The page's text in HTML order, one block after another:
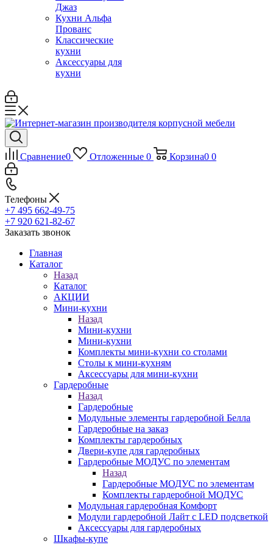
Джаз
Кухни Альфа
Прованс
Классические
кухни
Аксессуары для
кухни
Сравнение0 Отложенные 0 Корзина0 0
Телефоны
+7 495 662-49-75
+7 920 621-82-67
Заказать звонок
Главная
Каталог
Назад
Каталог
АКЦИИ
Мини-кухни
Назад
Мини-кухни
Мини-кухни
Комплекты мини-кухни со столами
Столы к мини-кухням
Аксессуары для мини-кухни
Гардеробные
Назад
Гардеробные
Модульные элементы гардеробной Белла
Гардеробные на заказ
Комплекты гардеробных
Двери-купе для гардеробных
Гардеробные МОДУС по элементам
Назад
Гардеробные МОДУС по элементам
Комплекты гардеробной МОДУС
Модульная гардеробная Комфорт
Модули гардеробной Лайт с LED подсветкой
Аксессуары для гардеробных
Шкафы-купе